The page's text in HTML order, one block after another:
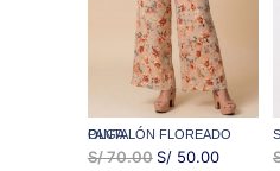
PANTALÓN FLOREADO OLGA
S/70.00 EL
S/50.00EL